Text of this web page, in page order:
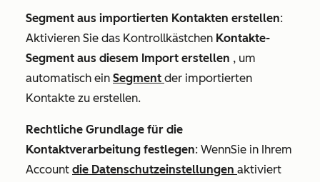
Segment aus importierten Kontakten erstellen:
Aktivieren Sie das Kontrollkästchen Kontakte-
Segment aus diesem Import erstellen , um
automatisch ein Segment der importierten
Kontakte zu erstellen.
Rechtliche Grundlage für die
Kontaktverarbeitung festlegen: WennSie in Ihrem
Account die Datenschutzeinstellungen aktiviert